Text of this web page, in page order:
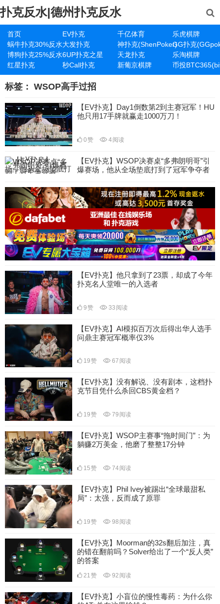
扑克反水|德州扑克反水
首页 EV扑克 千亿体育
乐虎棋牌
蜗牛扑克30%反水大发扑克 神扑克(ShenPoker)GG扑克
博狗扑克25%反水6UP扑克之星 天龙扑克
乐淘棋牌
红星扑克
秒Call扑克 新葡京棋牌 币投
标签： WSOP高手过招
【EV扑克】Day1倒数第2到主赛冠军！HU
他只用17手牌就赢走1000万刀！
0赞 4阅读
【EV扑克】WSOP决赛桌“多弗朗明哥”引
爆赛场，他从全场垫底打到了冠军争夺者
10赞 39阅读
【EV扑克】他只拿到了23票，却成了今年
扑克名人堂唯一的入选者
9赞 33 阅读
【EV扑克】AI模拟百万次后得出华人选手
问鼎主赛冠军概率仅3%
19赞 67 阅读
【EV扑克】没有解说、没有剧本，这档扑
克节目凭什么杀回CBS黄金档？
19赞 79 阅读
【EV扑克】WSOP主赛事“拖时间门”：为
躺赚2万美金，他磨了整整17分钟
15赞 74阅读
【EV扑克】Phil Ivey被踢出“全球最甜私
局”：太强，反而成了原罪
19赞 98 阅读
【EV扑克】Moorman的32s翻后加注，真
的错在翻前吗？Solver给出了一个“反人类”
的答案
21赞 92 阅读
【EV扑克】小盲位的慢性毒药：为什么你